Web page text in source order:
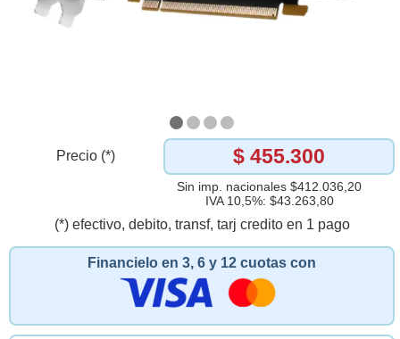
Precio (*) $ 455.300
Sin imp. nacionales $412.036,20
IVA 10,5%: $43.263,80
(*) efectivo, debito, transf, tarj credito en 1 pago
Financielo en 3, 6 y 12 cuotas con